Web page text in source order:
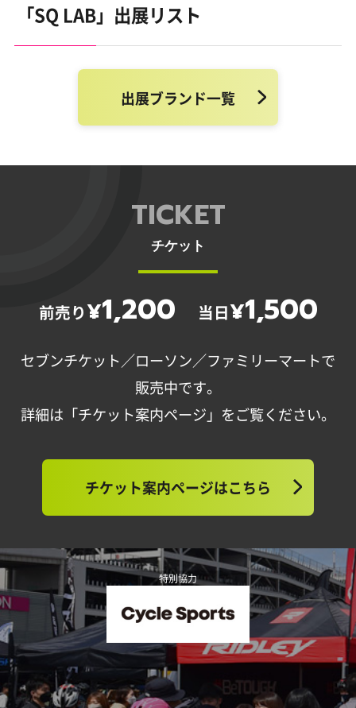
「SQ LAB」出展リスト
出展ブランド一覧
TICKET
チケット
前売り¥1,200 当日¥1,500
セブンチケット／ローソン／ファミリーマートで
販売中です。
詳細は「チケット案内ページ」をご覧ください。
チケット案内ページはこちら
特別協力